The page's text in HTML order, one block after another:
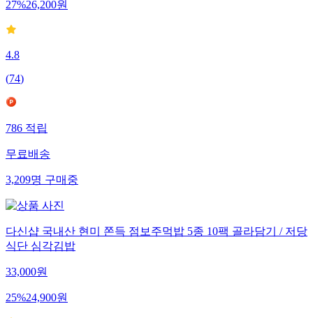
27%26,200원
4.8
(74)
786적립
무료배송
3,209명구매중
다신샵 국내산 현미 쫀득 점보주먹밥 5종 10팩 골라담기 / 저당
식단 심각김밥
33,000원
25%24,900원